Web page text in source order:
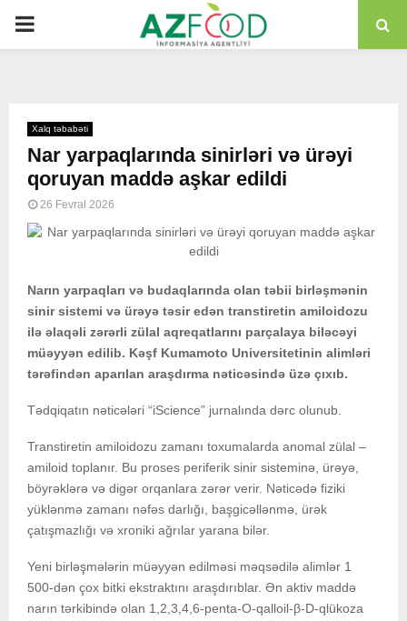
PRIMARY
Xalq təbabəti
Nar yarpaqlarında sinirləri və ürəyi
qoruyan maddə aşkar edildi
26 Fevral 2026
Narın yarpaqları və budaqlarında olan təbii birləşmənin
sinir sistemi və ürəyə təsir edən transtiretin amiloidozu
ilə əlaqəli zərərli zülal aqreqatlarını parçalaya biləcəyi
müəyyən edilib. Kəşf Kumamoto Universitetinin alimləri
tərəfindən aparılan araşdırma nəticəsində üzə çıxıb.
Tədqiqatın nəticələri “iScience” jurnalında dərc olunub.
Transtiretin amiloidozu zamanı toxumalarda anomal zülal –
amiloid toplanır. Bu proses periferik sinir sisteminə, ürəyə,
böyrəklərə və digər orqanlara zərər verir. Nəticədə fiziki
yüklənmə zamanı nəfəs darlığı, başgicəllənmə, ürək
çatışmazlığı və xroniki ağrılar yarana bilər.
Yeni birləşmələrin müəyyən edilməsi məqsədilə alimlər 1
500-dən çox bitki ekstraktını araşdırıblar. Ən aktiv maddə
narın tərkibində olan 1,2,3,4,6-penta-O-qalloil-β-D-qlükoza